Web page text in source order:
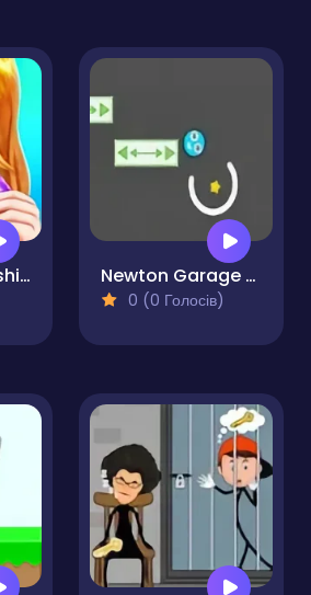
Anime Girls Fashion Makeup Newton Garage - A Physics Puzzle Game
0 (0 Голосів)